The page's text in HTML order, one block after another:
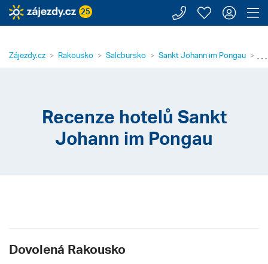
25 Zavolejte
Moje
⋯
Zájezdy.cz Rakousko Salcbursko Sankt Johann im Pongau
Recenze hotelů Sankt
Johann im Pongau
Dovolená Rakousko